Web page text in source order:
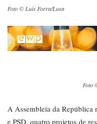
Foto © Luís Forra/Lusa
Foto
A Assembleia da República
e PSD, quatro projetos de